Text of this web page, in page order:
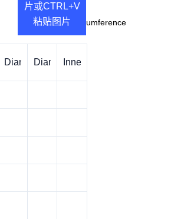
Diameter
InnerCircumference
片或CTRL+V
粘贴图片